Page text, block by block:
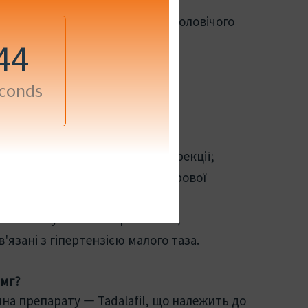
та загального чоловічого
або збереженням ерекції;
гіперплазії передміхурової
з гіпертензією малого таза.
препарату — Tadalafil, що належить до